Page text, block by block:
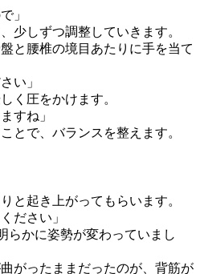
」
少しずつ調整していきます。
と腰椎の境目あたりに手を当て
い」
く圧をかけます。
すね」
とで、バランスを整えます。
と起き上がってもらいます。
ださい」
らかに姿勢が変わっていまし
がったままだったのが、背筋が